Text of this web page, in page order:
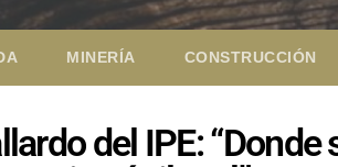
MINERÍA CONSTRUCCIÓN
del IPE: “Donde